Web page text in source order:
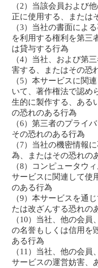
（2）当該会員および
正に使用する、または
（3）当社の書面によ
を利用する権利を第三
は貸与する行為
（4）当社、および第
害する、またはその恐
（5）本サービスに関
いて、著作権法で認め
生的に製作する、ある
の恐れのある行為
（6）第三者のプライ
その恐れのある行為
（7）当社の機密情報
為、またはその恐れの
（8）コンピュータウ
サービスに関連して使
のある行為
（9）本サービスを通
たは改ざんする恐れの
（10）当社、他の会
の名誉もしくは信用を
ある行為
（11）当社、他の会
サービスの運営妨害、